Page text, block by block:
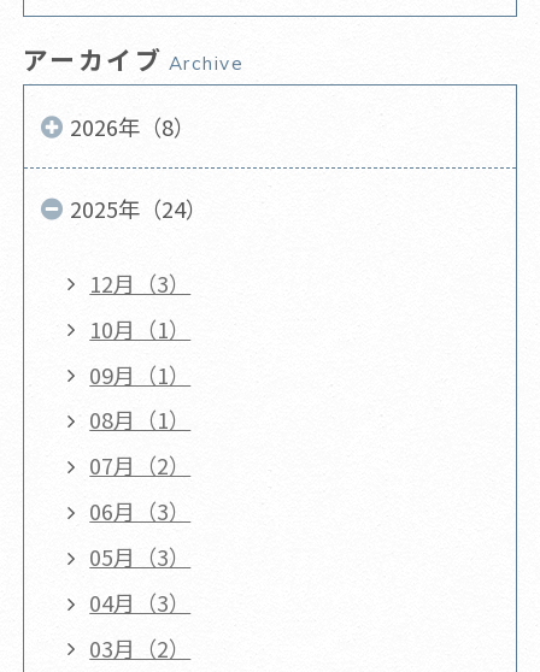
アーカイブ Archive
2026年（8）
2025年（24）
12月（3）
10月（1）
09月（1）
08月（1）
07月（2）
06月（3）
05月（3）
04月（3）
03月（2）